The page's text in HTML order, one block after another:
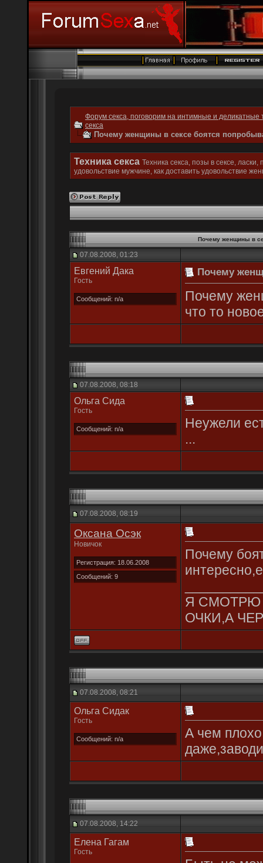
Форум секса, поговорим на интимные и деликатные
секса
Почему женщины в сексе боятся
Техника секса Техника секса, позы в сексе,
удовольствие мужчине, как доставить удовольствие
Почему женщины в
07.08.2008, 01:23
Евгений Дака
Гость
Сообщений: n/a
Почему
Почему
что то
07.08.2008, 08:18
Ольгa Сида
Гость
Сообщений: n/a
Неужели
...
07.08.2008, 08:19
Оксана Осэк
Новичок
Регистрация: 18.06.2008
Сообщений: 9
Почему
Я СМОТРЮ
ОЧКИ,А
07.08.2008, 08:21
Ольгa Сидак
Гость
Сообщений: n/a
А чем
07.08.2008, 14:22
Елена Гагам
Гость